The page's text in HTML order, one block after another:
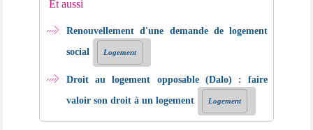
Et aussi
Renouvellement d'une demande de logement
social
Logement
Droit au logement opposable (Dalo) : faire
valoir son droit à un logement
Logement